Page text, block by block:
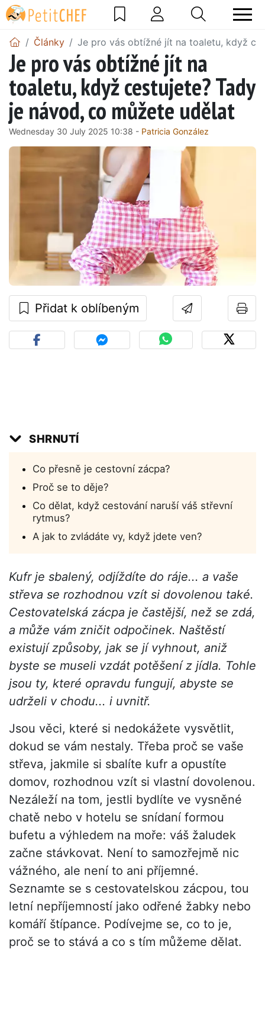
Články Je pro vás obtížné jít na toaletu, když
Je pro vás obtížné jít na
toaletu, když cestujete? Tady
je návod, co můžete udělat
Wednesday 30 July 2025 10:38 - Patricia González
Přidat k oblíbeným
SHRNUTÍ
Co přesně je cestovní zácpa?
Proč se to děje?
Co dělat, když cestování naruší váš střevní
rytmus?
A jak to zvládáte vy, když jdete ven?
Kufr je sbalený, odjíždíte do ráje... a vaše
střeva se rozhodnou vzít si dovolenou také.
Cestovatelská zácpa je častější, než se zdá,
a může vám zničit odpočinek. Naštěstí
existují způsoby, jak se jí vyhnout, aniž
byste se museli vzdát potěšení z jídla. Tohle
jsou ty, které opravdu fungují, abyste se
udrželi v chodu... i uvnitř.
Jsou věci, které si nedokážete vysvětlit,
dokud se vám nestaly. Třeba proč se vaše
střeva, jakmile si sbalíte kufr a opustíte
domov, rozhodnou vzít si vlastní dovolenou.
Nezáleží na tom, jestli bydlíte ve vysněné
chatě nebo v hotelu se snídaní formou
bufetu a výhledem na moře: váš žaludek
začne stávkovat. Není to samozřejmě nic
vážného, ale není to ani příjemné.
Seznamte se s cestovatelskou zácpou, tou
letní nepříjemností jako odřené žabky nebo
komáří štípance. Podívejme se, co to je,
proč se to stává a co s tím můžeme dělat.